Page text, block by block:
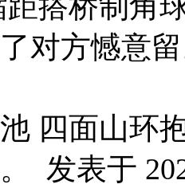
对方憾意
四面山环
发表于